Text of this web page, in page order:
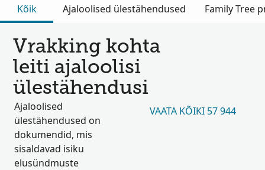
Kõik
Ajaloolised ülestähendused Family Tree
Vrakking kohta
leiti ajaloolisi
ülestähendusi
Ajaloolised
ülestähendused on
dokumendid, mis
sisaldavad isiku
elusündmuste
VAATA KÕIKI 57 944